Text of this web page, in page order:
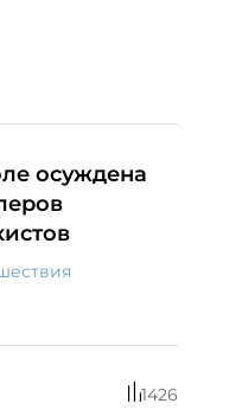
осуждена
1426